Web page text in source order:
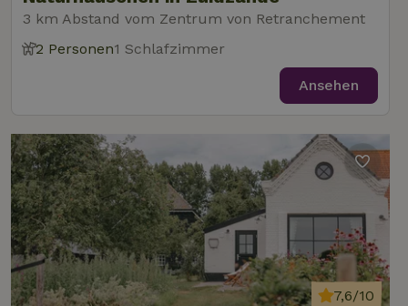
3 km Abstand vom Zentrum von Retranchement
2 Personen1 Schlafzimmer
Ansehen
7,6/10